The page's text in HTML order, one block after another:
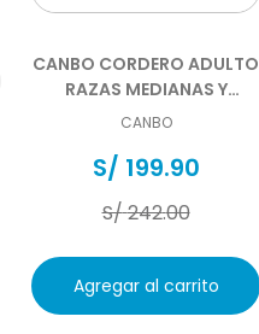
CANBO CORDERO ADULTO
RAZAS MEDIANAS Y
GRANDES 15 KG
CANBO
S/ 199.90
S/242.00
Agregar al carrito